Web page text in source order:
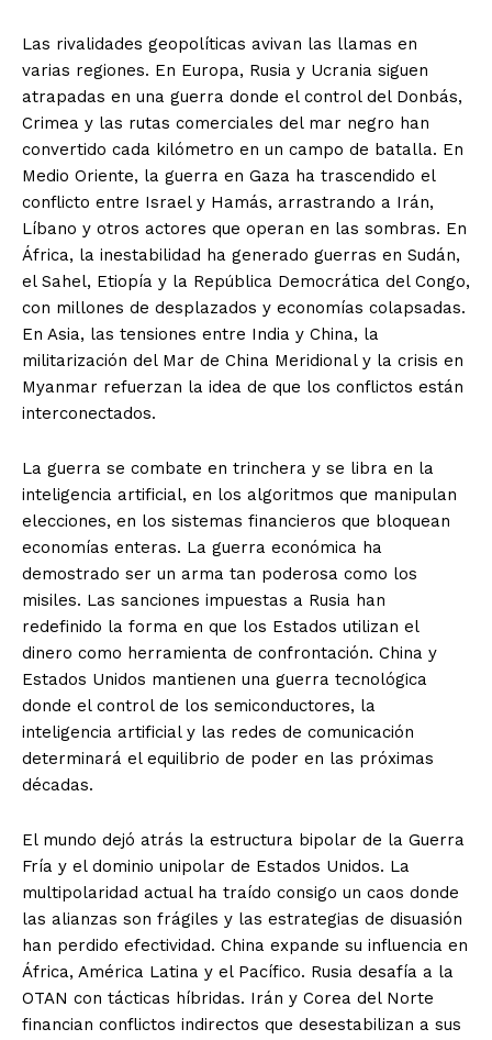
Las rivalidades geopolíticas avivan las llamas en
varias regiones. En Europa, Rusia y Ucrania siguen
atrapadas en una guerra donde el control del Donbás,
Crimea y las rutas comerciales del mar negro han
convertido cada kilómetro en un campo de batalla. En
Medio Oriente, la guerra en Gaza ha trascendido el
conflicto entre Israel y Hamás, arrastrando a Irán,
Líbano y otros actores que operan en las sombras. En
África, la inestabilidad ha generado guerras en Sudán,
el Sahel, Etiopía y la República Democrática del Congo,
con millones de desplazados y economías colapsadas.
En Asia, las tensiones entre India y China, la
militarización del Mar de China Meridional y la crisis en
Myanmar refuerzan la idea de que los conflictos están
interconectados.
La guerra se combate en trinchera y se libra en la
inteligencia artificial, en los algoritmos que manipulan
elecciones, en los sistemas financieros que bloquean
economías enteras. La guerra económica ha
demostrado ser un arma tan poderosa como los
misiles. Las sanciones impuestas a Rusia han
redefinido la forma en que los Estados utilizan el
dinero como herramienta de confrontación. China y
Estados Unidos mantienen una guerra tecnológica
donde el control de los semiconductores, la
inteligencia artificial y las redes de comunicación
determinará el equilibrio de poder en las próximas
décadas.
El mundo dejó atrás la estructura bipolar de la Guerra
Fría y el dominio unipolar de Estados Unidos. La
multipolaridad actual ha traído consigo un caos donde
las alianzas son frágiles y las estrategias de disuasión
han perdido efectividad. China expande su influencia en
África, América Latina y el Pacífico. Rusia desafía a la
OTAN con tácticas híbridas. Irán y Corea del Norte
financian conflictos indirectos que desestabilizan a sus